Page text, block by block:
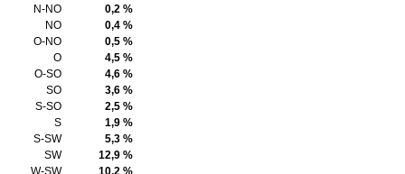
N-NO
0,2 %
NO
0,4 %
O-NO
0,5 %
O
4,5 %
O-SO
4,6 %
SO
3,6 %
S-SO
2,5 %
S
1,9 %
S-SW
5,3 %
SW
12,9 %
W-SW
10,2 %